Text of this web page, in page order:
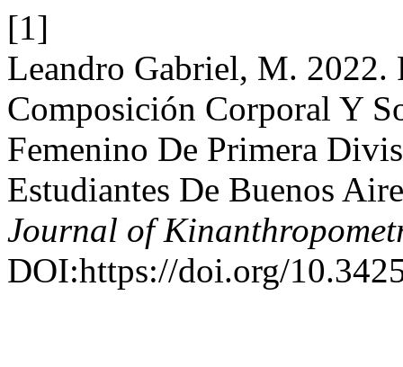
[1]
Leandro Gabriel, M.
Composición Corporal Y
Femenino De Primera
Estudiantes De Buenos
Journal of
DOI:https://doi.org/